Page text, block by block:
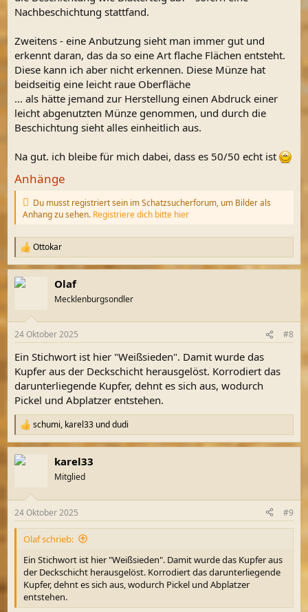
Nachbeschichtung stattfand.
Zweitens - eine Anbutzung sieht man immer gut und
erkennt daran, das da so eine Art flache Flächen entsteht.
Diese kann ich aber nicht erkennen. Diese Münze hat
beidseitig eine leicht raue Oberfläche
... als hätte jemand zur Herstellung einen Abdruck einer
leicht abgenutzten Münze genommen, und durch die
Beschichtung sieht alles einheitlich aus.
Na gut. ich bleibe für mich dabei, dass es 50/50 echt ist
Anhänge
Du musst registriert sein im Schatzsucherforum, um Bilder als
Anhang zu sehen. Registriere dich bitte hier
R
e
a
k
e
:
Ottokar
Olaf
Mecklenburgsondler
24 Oktober 2025 #8
Ein Stichwort ist hier "Weißsieden". Damit wurde das
Kupfer aus der Deckschicht herausgelöst. Korrodiert das
darunterliegende Kupfer, dehnt es sich aus, wodurch
Pickel und Abplatzer entstehen.
R
e
a
k
e
n
schumi, karel33 unddudi
karel33
Mitglied
24 Oktober 2025 #9
Olaf schrieb:
Ein Stichwort ist hier "Weißsieden". Damit wurde das Kupfer aus
der Deckschicht herausgelöst. Korrodiert das darunterliegende
Kupfer, dehnt es sich aus, wodurch Pickel und Abplatzer
entstehen.